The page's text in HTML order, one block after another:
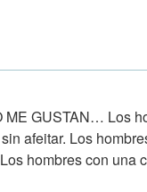
GUSTAN… Los
afeitar. Los
hombres con una